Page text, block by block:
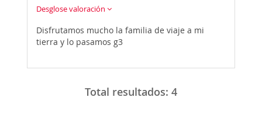
Desglose valoración
Disfrutamos mucho la familia de viaje a mi
tierra y lo pasamos g3
Total resultados: 4